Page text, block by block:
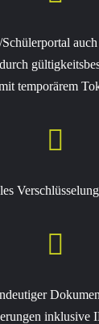
temporärem


inklusive